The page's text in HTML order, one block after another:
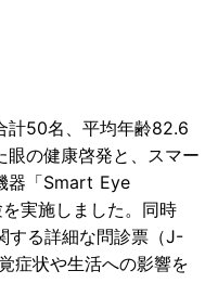
50名、 平均年齢82.6
の健康啓発と、 スマー
器「Smart Eye
実施しました。同時
する詳細な問診票（J-
症状や生活への影響を